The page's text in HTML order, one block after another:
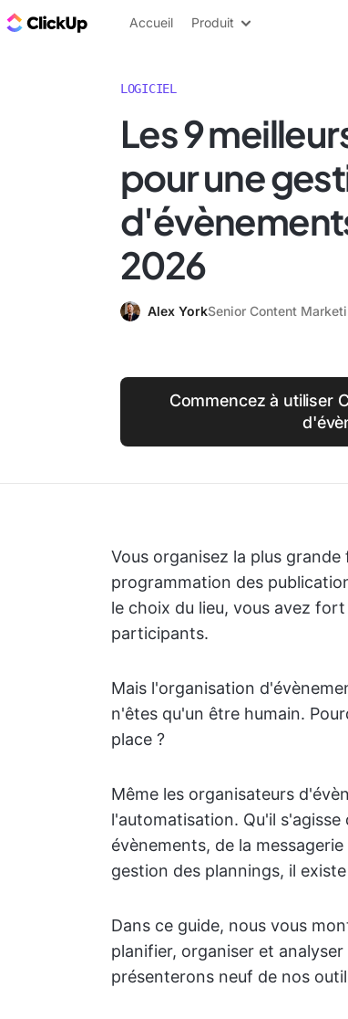
ClickUp Blog
Accueil Produit
LOGICIEL
Les 9
pour une
2026
Alex YorkSenior Content
Commencez à utiliser
Vous organisez la plus
programmation des
le choix du lieu, vous avez
participants.
Mais l'organisation
n'êtes qu'un être humain.
place ?
Même les organisateurs
l'automatisation. Qu'il
évènements, de la
gestion des plannings, il
Dans ce guide, nous vous
planifier, organiser et
présenterons neuf de nos